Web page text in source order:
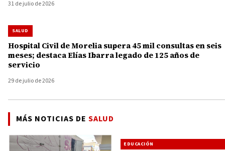
31 de julio de 2026
SALUD
Hospital Civil de Morelia supera 45 mil consultas en seis
meses; destaca Elías Ibarra legado de 125 años de
servicio
29 de julio de 2026
MÁS NOTICIAS DE SALUD
EDUCACIÓN